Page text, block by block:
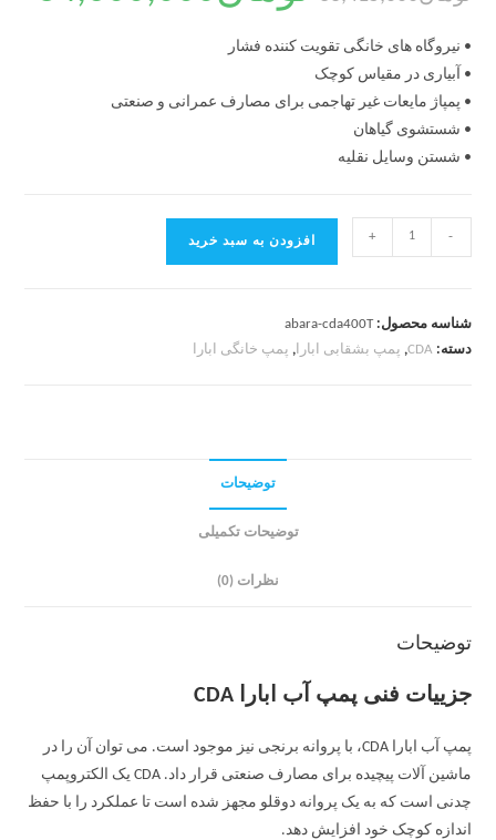
• نیروگاه های خانگی تقویت کننده فشار
• آبیاری در مقیاس کوچک
• پمپاژ مایعات غیر تهاجمی برای مصارف عمرانی و صنعتی
• شستشوی گیاهان
• شستن وسایل نقلیه
-
+ افزودن به سبد خرید
شناسه محصول:abara-cda400T
دسته:CDA
, پمپ بشقابی ابارا, پمپ خانگی ابارا
توضیحات
توضیحات تکمیلی
نظرات (0)
توضیحات
جزییات فنی پمپ آب ابارا CDA
پمپ آب ابارا CDA، با پروانه برنجی نیز موجود است. می توان آن را در
ماشین آلات پیچیده برای مصارف صنعتی قرار داد. CDA یک الکتروپمپ
چدنی است که به یک پروانه دوقلو مجهز شده است تا عملکرد را با حفظ
اندازه کوچک خود افزایش دهد.